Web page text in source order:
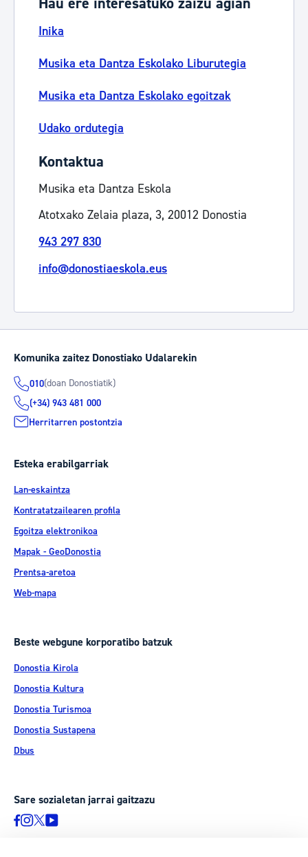
Inika
Musika eta Dantza Eskolako Liburutegia
Musika eta Dantza Eskolako egoitzak
Udako ordutegia
Kontaktua
Musika eta Dantza Eskola
Atotxako Zelaia plaza, 3, 20012 Donostia
943 297 830
info@donostiaeskola.eus
Komunika zaitez Donostiako Udalarekin
010(doan Donostiatik)
(+34) 943 481 000
Herritarren postontzia
Esteka erabilgarriak
Lan-eskaintza
Kontratatzailearen profila
Egoitza elektronikoa
Mapak - GeoDonostia
Prentsa-aretoa
Web-mapa
Beste webgune korporatibo batzuk
Donostia Kirola
Donostia Kultura
Donostia Turismoa
Donostia Sustapena
Dbus
Sare sozialetan jarrai gaitzazu